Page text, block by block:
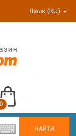
Язык (RU)
НАЙТИ
0